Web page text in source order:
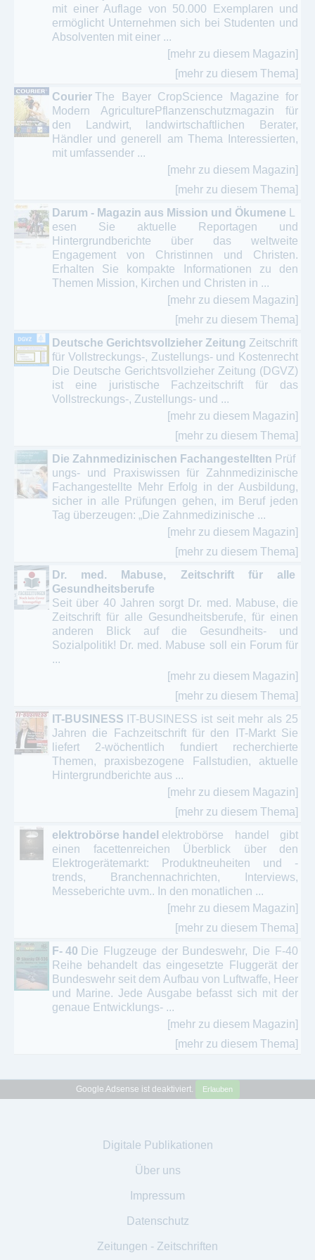
Online Magazin / ePaper - Kinder - Jugendliche -
Pädagogik - Familie
Pädagogik - Erziehungswissenschaft –
pädagogische Forschung
Schule - Schüler - Unterrichtsgestaltung -
Schulmagazine
Tagesmütter – Pflegeeltern - Kinder- und
mit einer Auflage von 50.000 Exemplaren und
ermöglicht Unternehmen sich bei Studenten und
Absolventen mit einer ...
[mehr zu diesem Magazin]
[mehr zu diesem Thema]
Courier The Bayer CropScience Magazine for
Modern AgriculturePflanzenschutzmagazin für
den Landwirt, landwirtschaftlichen Berater,
Händler und generell am Thema Interessierten,
mit umfassender ...
[mehr zu diesem Magazin]
[mehr zu diesem Thema]
Darum - Magazin aus Mission und Ökumene
esen Sie aktuelle Reportagen und
Hintergrundberichte über das weltweite
Engagement von Christinnen und Christen.
Erhalten Sie kompakte Informationen zu den
Themen Mission, Kirchen und Christen in ...
[mehr zu diesem Magazin]
[mehr zu diesem Thema]
Deutsche Gerichtsvollzieher Zeitung Zeitschrift
für Vollstreckungs-, Zustellungs- und Kostenrecht
Die Deutsche Gerichtsvollzieher Zeitung (DGVZ)
ist eine juristische Fachzeitschrift für das
Vollstreckungs-, Zustellungs- und ...
[mehr zu diesem Magazin]
[mehr zu diesem Thema]
Die Zahnmedizinischen Fachangestellten Prüf
ungs- und Praxiswissen für Zahnmedizinische
Fachangestellte Mehr Erfolg in der Ausbildung,
sicher in alle Prüfungen gehen, im Beruf jeden
Tag überzeugen: „Die Zahnmedizinische ...
[mehr zu diesem Magazin]
[mehr zu diesem Thema]
Dr. med. Mabuse, Zeitschrift für alle
Gesundheitsberufe
Seit über 40 Jahren sorgt Dr. med. Mabuse, die
Zeitschrift für alle Gesundheitsberufe, für einen
anderen Blick auf die Gesundheits- und
Sozialpolitik! Dr. med. Mabuse soll ein Forum für
...
[mehr zu diesem Magazin]
[mehr zu diesem Thema]
IT-BUSINESS IT-BUSINESS ist seit mehr als 25
Jahren die Fachzeitschrift für den IT-Markt Sie
liefert 2-wöchentlich fundiert recherchierte
Themen, praxisbezogene Fallstudien, aktuelle
Hintergrundberichte aus ...
[mehr zu diesem Magazin]
[mehr zu diesem Thema]
elektrobörse handel elektrobörse handel gibt
einen facettenreichen Überblick über den
Elektrogerätemarkt: Produktneuheiten und -
trends, Branchennachrichten, Interviews,
Messeberichte uvm.. In den monatlichen ...
[mehr zu diesem Magazin]
[mehr zu diesem Thema]
F- 40 Die Flugzeuge der Bundeswehr, Die F-40
Reihe behandelt das eingesetzte Fluggerät der
Bundeswehr seit dem Aufbau von Luftwaffe, Heer
und Marine. Jede Ausgabe befasst sich mit der
genaue Entwicklungs- ...
[mehr zu diesem Magazin]
[mehr zu diesem Thema]
Google Adsense ist deaktiviert. Erlauben
Digitale Publikationen
Über uns
Impressum
Datenschutz
Zeitungen - Zeitschriften